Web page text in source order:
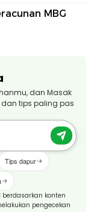
MBG
dan Masak
dan tips paling pas
Tips dapur
konten
pengecekan